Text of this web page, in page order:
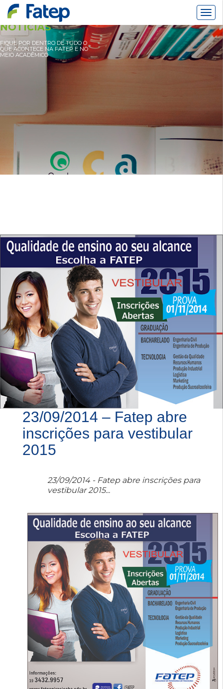
NOTÍCIAS
FIQUE POR DENTRO DE TUDO O
QUE ACONTECE NA FATEP E NO
MEIO ACADÊMICO
23/09/2014 – Fatep abre
inscrições para vestibular
2015
23/09/2014 - Fatep abre inscrições para
vestibular 2015...